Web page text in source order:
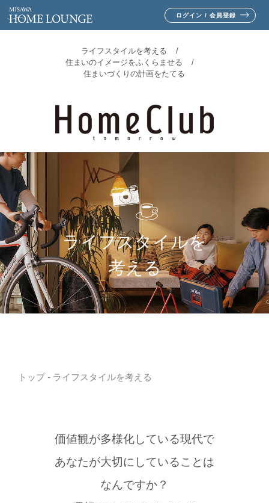
ログイン / 会員登録
ライフスタイルを考える
住まいのイメージをふくらませる
住まいづくりの計画をたてる
ライフスタイルを
考える
トップ- ライフスタイルを考える
価値観が多様化している現代で
あなたが大切にしていることは
なんですか？